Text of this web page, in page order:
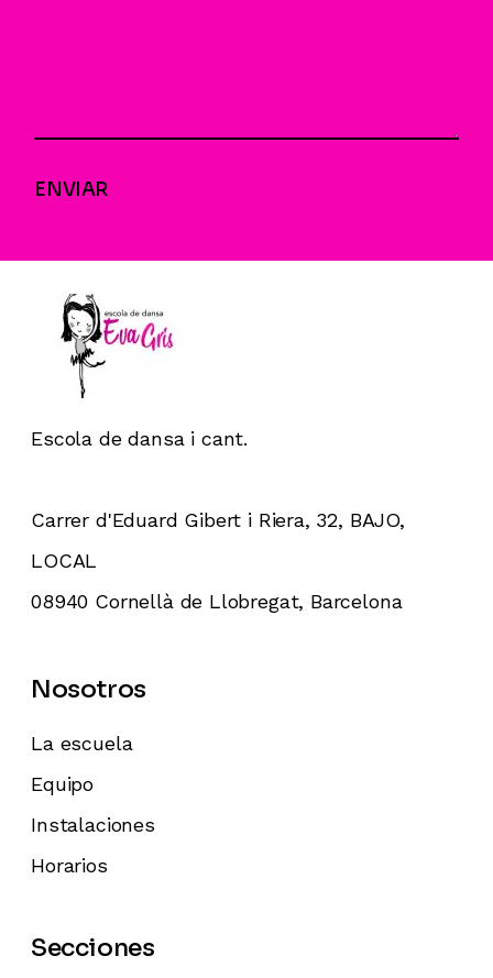
ENVIAR
Escola de dansa i cant.
Carrer d'Eduard Gibert i Riera, 32, BAJO,
LOCAL
08940 Cornellà de Llobregat, Barcelona
Nosotros
La escuela
Equipo
Instalaciones
Horarios
Secciones